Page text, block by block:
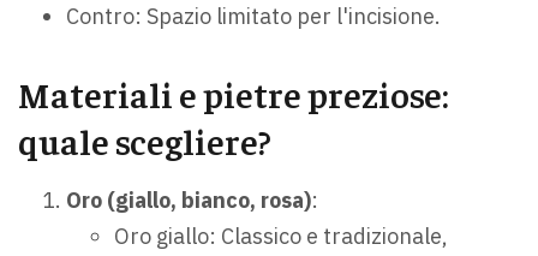
Contro: Spazio limitato per l'incisione.
Materiali e pietre preziose:
quale scegliere?
Oro (giallo, bianco, rosa):
Oro giallo: Classico e tradizionale,